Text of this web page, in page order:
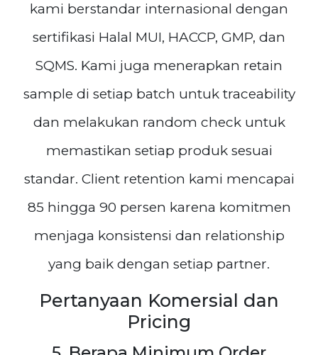
kami berstandar internasional dengan
sertifikasi Halal MUI, HACCP, GMP, dan
SQMS. Kami juga menerapkan retain
sample di setiap batch untuk traceability
dan melakukan random check untuk
memastikan setiap produk sesuai
standar. Client retention kami mencapai
85 hingga 90 persen karena komitmen
menjaga konsistensi dan relationship
yang baik dengan setiap partner.
Pertanyaan Komersial dan
Pricing